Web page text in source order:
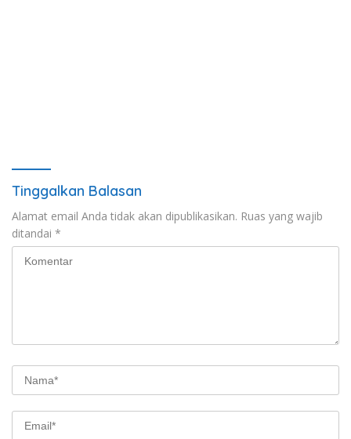
Tinggalkan Balasan
Alamat email Anda tidak akan dipublikasikan. Ruas yang wajib
ditandai *